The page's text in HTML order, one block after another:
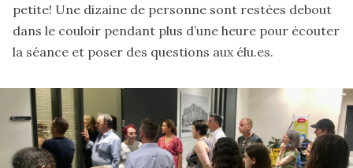
petite! Une dizaine de personne sont restées debout
dans le couloir pendant plus d’une heure pour écouter
la séance et poser des questions aux élu.es.